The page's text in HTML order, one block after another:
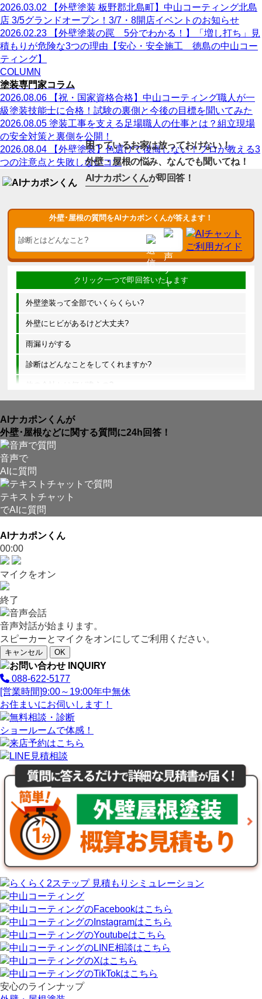
2026.03.02
【外壁塗装 板野郡北島町】中山コーティング北島
店 3/5グランドオープン！3/7・8開店イベントのお知らせ
2026.02.23
【外壁塗装の罠 5分でわかる！】「増し打ち」見
積もりが危険な3つの理由【安心・安全施工 徳島の中山コー
ティング】
COLUMN
塗装専門家コラム
2026.08.06
【祝・国家資格合格】中山コーティング職人が一
級塗装技能士に合格！試験の裏側と今後の目標を聞いてみた
2026.08.05 塗装工事を支える足場職人の仕事とは？組立現場
の安全対策と裏側を公開！
2026.08.04
【外壁塗装】色選びで後悔しない！プロが教える3
つの注意点と失敗しないコツ
困っているお家は放っておけない！
外壁・屋根の悩み、なんでも聞いてね！
AIナカポンくんが即回答！
外壁･屋根の質問をAIナカポンくんが答えます！
外壁塗装って全部でいくらくらい?
外壁にヒビがあるけど大丈夫?
雨漏りがする
診断はどんなことをしてくれますか?
他の会社とは何が違うの?
AIナカポンくんが
外壁･屋根などに関する質問に24h回答！
音声で
AIに質問
テキストチャット
でAIに質問
AIナカポンくん
00:00
マイクをオン
終了
音声対話が始まります。
スピーカーとマイクをオンにしてご利用ください。
キャンセル OK
088-622-5177
[営業時間]9:00～19:00年中無休
お住まいにお伺いします！
ショールームで体感！
安心のラインナップ